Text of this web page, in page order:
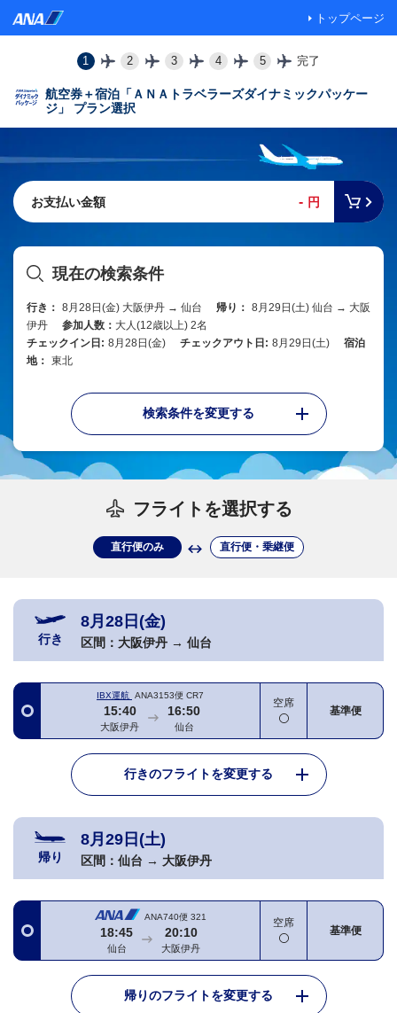
トップページ
1 2 3 4 5 完了
航空券＋宿泊「ＡＮＡトラベラーズダイナミックパッケー
ジ」 プラン選択
お支払い金額 - 円
現在の検索条件
行き： 8月28日(金) 大阪伊丹 → 仙台 帰り： 8月29日(土) 仙台 → 大阪
伊丹
参加人数： 大人(12歳以上) 2名
チェックイン日: 8月28日(金) チェックアウト日: 8月29日(土)
宿泊
地： 東北
検索条件を変更する
フライトを選択する
直行便のみ 直行便・乗継便
行き
8月28日(金)
区間： 大阪伊丹 → 仙台
IBX運航 ANA3153便 CR7
15:40
大阪伊丹
16:50
仙台
空席
基準便
行きのフライトを変更する
帰り
8月29日(土)
区間： 仙台 → 大阪伊丹
ANA740便 321
18:45
仙台
20:10
大阪伊丹
空席
基準便
帰りのフライトを変更する